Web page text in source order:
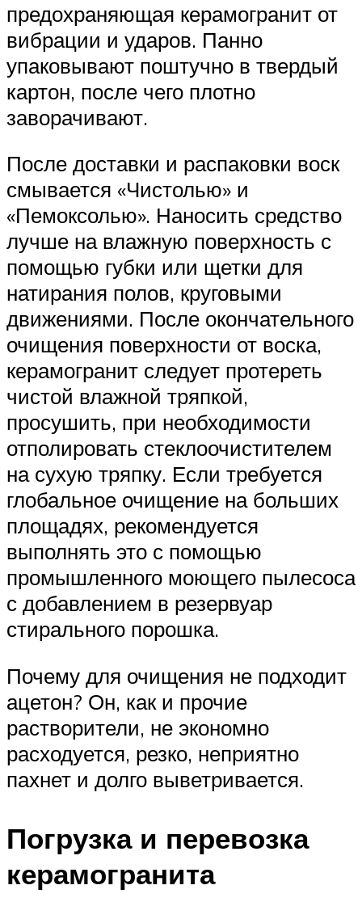
предохраняющая керамогранит от
вибрации и ударов. Панно
упаковывают поштучно в твердый
картон, после чего плотно
заворачивают.
После доставки и распаковки воск
смывается «Чистолью» и
«Пемоксолью». Наносить средство
лучше на влажную поверхность с
помощью губки или щетки для
натирания полов, круговыми
движениями. После окончательного
очищения поверхности от воска,
керамогранит следует протереть
чистой влажной тряпкой,
просушить, при необходимости
отполировать стеклоочистителем
на сухую тряпку. Если требуется
глобальное очищение на больших
площадях, рекомендуется
выполнять это с помощью
промышленного моющего пылесоса
с добавлением в резервуар
стирального порошка.
Почему для очищения не подходит
ацетон? Он, как и прочие
растворители, не экономно
расходуется, резко, неприятно
пахнет и долго выветривается.
Погрузка и перевозка
керамогранита